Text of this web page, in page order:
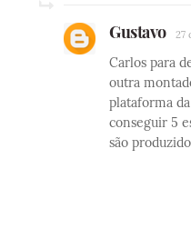
Gustavo 27
Carlos para
outra
plataforma
conseguir 5
são